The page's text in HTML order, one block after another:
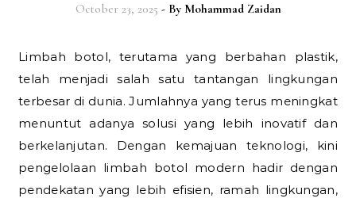
October 23, 2025 - By Mohammad Zaidan
Limbah botol, terutama yang berbahan plastik,
telah menjadi salah satu tantangan lingkungan
terbesar di dunia. Jumlahnya yang terus meningkat
menuntut adanya solusi yang lebih inovatif dan
berkelanjutan. Dengan kemajuan teknologi, kini
pengelolaan limbah botol modern hadir dengan
pendekatan yang lebih efisien, ramah lingkungan,